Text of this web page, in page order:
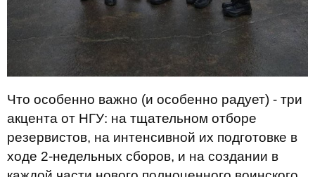
Что особенно важно (и особенно радует) - три
акцента от НГУ: на тщательном отборе
резервистов, на интенсивной их подготовке в
ходе 2-недельных сборов, и на создании в